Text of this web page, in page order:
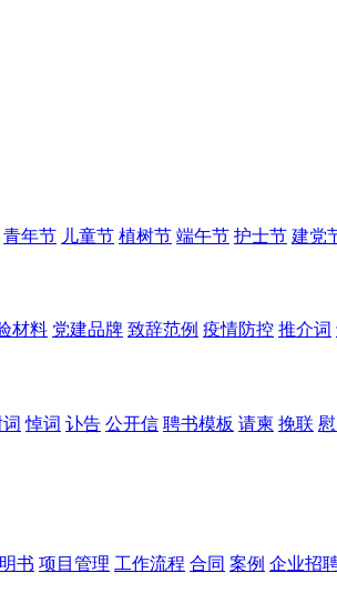
青年节 儿童节 植树节 端午节 护士节 建党
材料 党建品牌 致辞范例 疫情防控 推介词
悼词 讣告 公开信 聘书模板 请柬 挽联
书 项目管理 工作流程 合同 案例 企业招